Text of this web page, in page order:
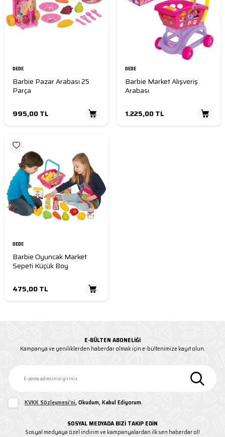
DEDE
Barbie Pazar Arabası 25
Parça
995,00TL
DEDE
Barbie Market Alışveriş
Arabası
1.225,00TL
DEDE
Barbie Oyuncak Market
Sepeti Küçük Boy
475,00TL
E-BÜLTEN ABONELIĞI
Kampanya ve yeniliklerden haberdar olmak için e-bültenimize kayıt olun.
KVKK Sözleşmesi'ni, Okudum, Kabul Ediyorum.
SOSYAL MEDYADA BİZİ TAKİP EDİN
Sosyal medyaya özel indirim ve kampanyalardan ilk sen haberdar ol!